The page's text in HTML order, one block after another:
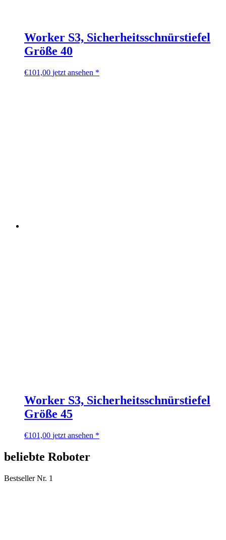
Worker S3, Sicherheitsschnürstiefel
Größe 40
€101,00 jetzt ansehen *
Worker S3, Sicherheitsschnürstiefel
Größe 45
€101,00 jetzt ansehen *
beliebte Roboter
Bestseller Nr. 1